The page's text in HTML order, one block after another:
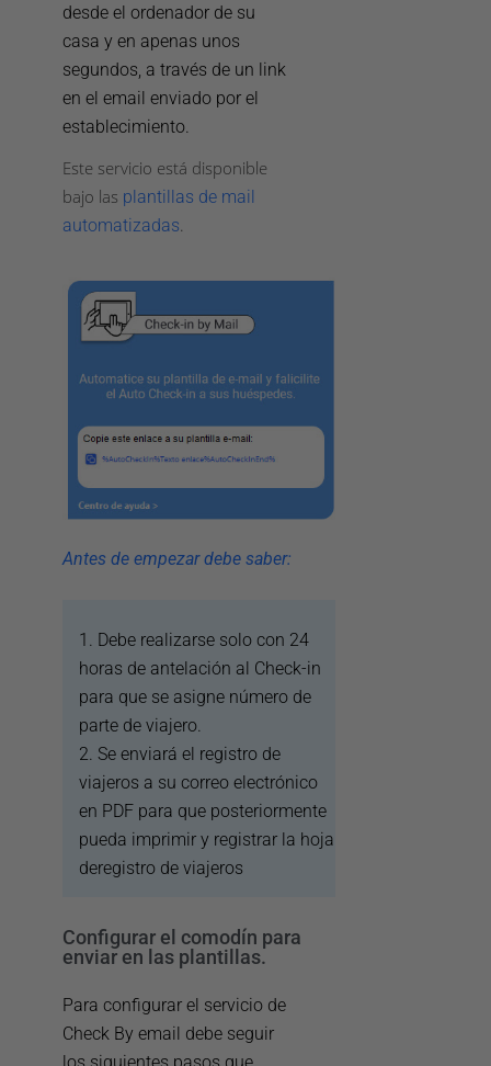
desde el ordenador de su
casa y en apenas unos
segundos, a través de un link
en el email enviado por el
establecimiento.
Este servicio está disponible
bajo las plantillas de mail
automatizadas
Antes de empezar debe saber:
1. Debe realizarse solo con 24
horas de antelación al Check-in
para que se asigne número de
parte de viajero.
2. Se enviará el registro de
viajeros a su correo electrónico
en PDF para que posteriormente
pueda imprimir y registrar la hoja
deregistro de viajeros
Configurar el comodín para
enviar en las plantillas.
Para configurar el servicio de
Check By email debe seguir